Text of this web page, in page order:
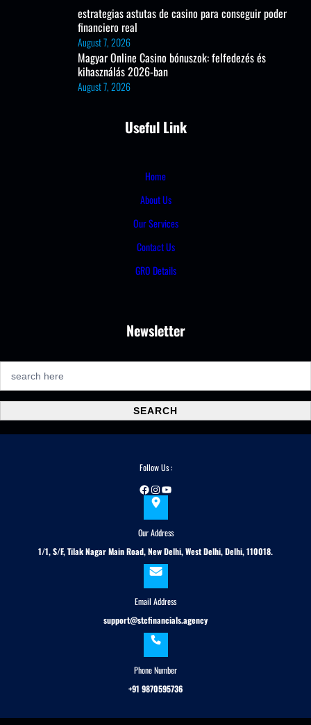
estrategias astutas de casino para conseguir poder
financiero real
August 7, 2026
Magyar Online Casino bónuszok: felfedezés és
kihasználás 2026-ban
August 7, 2026
Useful Link
Home
About Us
Our Services
Contact Us
GRO Details
Newsletter
a
r
c
SEARCH
Follow Us :
Facebook Instagram YouTube
Our Address
1/1, S/F, Tilak Nagar Main Road, New Delhi, West Delhi, Delhi, 110018.
Email Address
support@stcfinancials.agency
Phone Number
+91 9870595736